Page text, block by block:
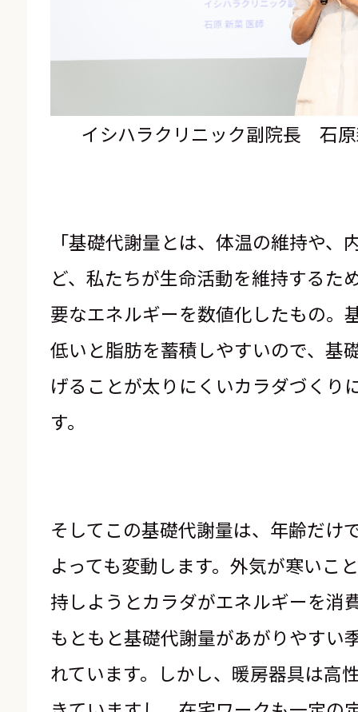
イシハラクリニック副院長 石
「基礎代謝量とは、体温の維持や、
ど、私たちが生命活動を維持するた
要なエネルギーを数値化したもの。
低いと脂肪を蓄積しやすいので、基
げることが太りにくいカラダづくり
す。
そしてこの基礎代謝量は、年齢だけ
よっても変動します。外気が寒いこ
持しようとカラダがエネルギーを消
もともと基礎代謝量があがりやすい
れています。しかし、暖房器具は高